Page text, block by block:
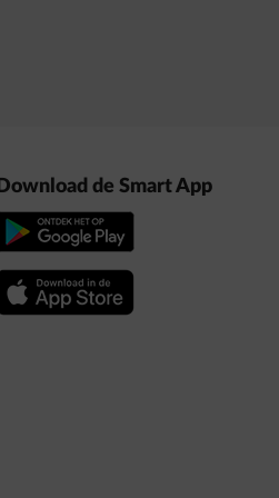
de Smart App